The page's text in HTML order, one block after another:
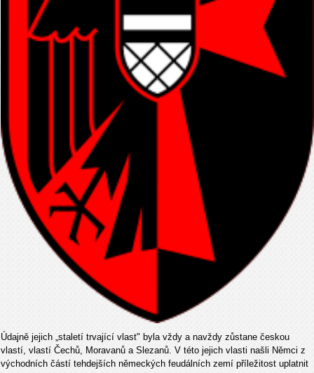
Údajně jejich „staletí trvající vlast" byla vždy a navždy zůstane českou
vlastí, vlastí Čechů, Moravanů a Slezanů. V této jejich vlasti našli Němci z
východních částí tehdejších německých feudálních zemí příležitost uplatnit